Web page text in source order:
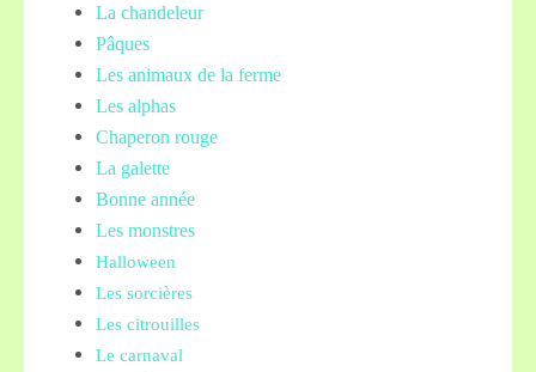
La chandeleur
Pâques
Les animaux de la ferme
Les alphas
Chaperon rouge
La galette
Bonne année
Les monstres
Halloween
Les sorcières
Les citrouilles
Le carnaval